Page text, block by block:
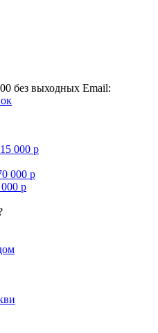
без выходных Email:
000 р
000 р
р